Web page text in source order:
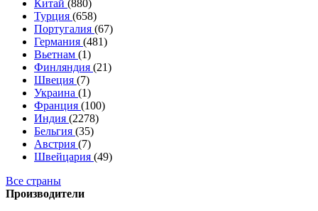
Китай (880)
Турция (658)
Португалия (67)
Германия (481)
Вьетнам (1)
Финляндия (21)
Швеция (7)
Украина (1)
Франция (100)
Индия (2278)
Бельгия (35)
Австрия (7)
Швейцария (49)
Все страны
Производители